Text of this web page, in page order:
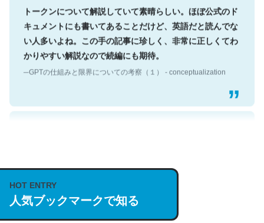
トークンについて解説していて素晴らしい。ほぼ公式のド
キュメントにも書いてあることだけど、英語だと読んでな
い人多いよね。この手の記事に珍しく、非常に正しくてわ
かりやすい解説なので続編にも期待。
─GPTの仕組みと限界についての考察（１） - conceptualization
https://isobe324649.hatenablog.com/entry/2023/03/27
/064121
─GPTの仕組みと限界についての考察（１） - conceptualization
HOT ENTRY
人気ブックマークで知る